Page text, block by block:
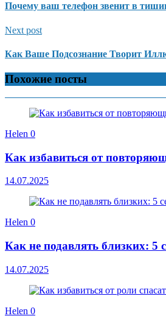
Почему ваш телефон звенит в
Next post
Как Ваше Подсознание Творит
Похожие посты
Helen 0
Как избавиться от
14.07.2025
Helen 0
Как не подавлять близких: 5
14.07.2025
Helen 0